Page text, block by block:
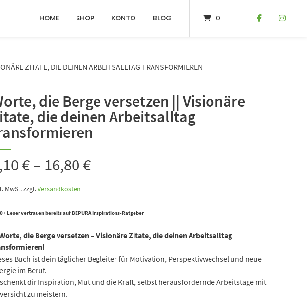
HOME SHOP KONTO BLOG 0
ZITATE, DIE DEINEN ARBEITSALLTAG TRANSFORMIEREN
die Berge versetzen || Visionäre
die deinen Arbeitsalltag
€– 16,80€
MwSt.zzgl.Versandkosten
Leser vertrauen bereits auf BEPURA Inspirations-Ratgeber
die Berge versetzen – Visionäre Zitate, die deinen Arbeitsalltag
Buch ist dein täglicher Begleiter für Motivation, Perspektivwechsel und neue
im Beruf.
schenkt dir Inspiration, Mut und die Kraft, selbst herausfordernde Arbeitstage mit
zu meistern.